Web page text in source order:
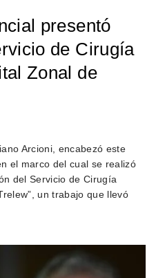
presentó
de Cirugía
Zonal de
Arcioni, encabezó este
el marco del cual se realizó
del Servicio de Cirugía
un trabajo que llevó